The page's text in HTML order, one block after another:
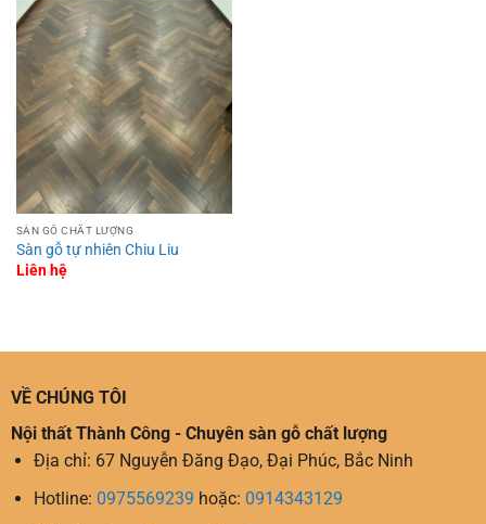
SÀN GỖ CHẤT LƯỢNG
Sàn gỗ tự nhiên Chiu Liu
Liên hệ
VỀ CHÚNG TÔI
Nội thất Thành Công - Chuyên sàn gỗ chất lượng
Địa chỉ: 67 Nguyễn Đăng Đạo, Đại Phúc, Bắc Ninh
Hotline: 0975569239 hoặc: 0914343129